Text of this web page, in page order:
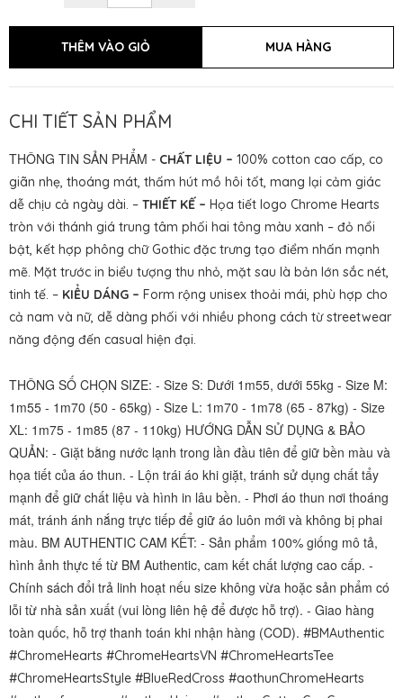
CHI TIẾT SẢN PHẨM
THÔNG TIN SẢN PHẨM - CHẤT LIỆU – 100% cotton cao cấp, co
giãn nhẹ, thoáng mát, thấm hút mồ hôi tốt, mang lại cảm giác
dễ chịu cả ngày dài. – THIẾT KẾ – Họa tiết logo Chrome Hearts
tròn với thánh giá trung tâm phối hai tông màu xanh – đỏ nổi
bật, kết hợp phông chữ Gothic đặc trưng tạo điểm nhấn mạnh
mẽ. Mặt trước in biểu tượng thu nhỏ, mặt sau là bản lớn sắc nét,
tinh tế. – KIỂU DÁNG – Form rộng unisex thoải mái, phù hợp cho
cả nam và nữ, dễ dàng phối với nhiều phong cách từ streetwear
năng động đến casual hiện đại.
THÔNG SỐ CHỌN SIZE: - Size S: Dưới 1m55, dưới 55kg - Size M:
1m55 - 1m70 (50 - 65kg) - Size L: 1m70 - 1m78 (65 - 87kg) - Size
XL: 1m75 - 1m85 (87 - 110kg) HƯỚNG DẪN SỬ DỤNG & BẢO
QUẢN: - Giặt bằng nước lạnh trong lần đầu tiên để giữ bền màu và
họa tiết của áo thun. - Lộn trái áo khi giặt, tránh sử dụng chất tẩy
mạnh để giữ chất liệu và hình in lâu bền. - Phơi áo thun nơi thoáng
mát, tránh ánh nắng trực tiếp để giữ áo luôn mới và không bị phai
màu. BM AUTHENTIC CAM KẾT: - Sản phẩm 100% giống mô tả,
hình ảnh thực tế từ BM Authentic, cam kết chất lượng cao cấp. -
Chính sách đổi trả linh hoạt nếu size không vừa hoặc sản phẩm có
lỗi từ nhà sản xuất (vui lòng liên hệ để được hỗ trợ). - Giao hàng
toàn quốc, hỗ trợ thanh toán khi nhận hàng (COD). #BMAuthentic
#ChromeHearts #ChromeHeartsVN #ChromeHeartsTee
#ChromeHeartsStyle #BlueRedCross #aothunChromeHearts